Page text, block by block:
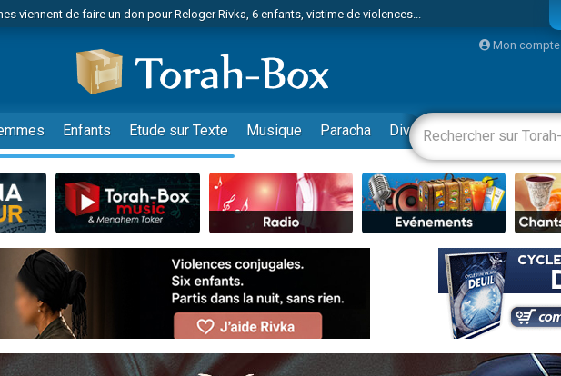
viennent de faire un don pour Reloger Rivka, 6 enfants, victime de violences...
viennent de demander une bénédiction
de nous rejoindre sur WhatsApp
places pour étudier en groupe sur Zoom
viennent de faire un don pour Diane, 80 ans, dans un appartement insalubre
son Maasser
de nous rejoindre sur WhatsApp
de nous rejoindre sur WhatsApp
viennent de faire un don pour 5 jours de vacances aux Orphelins
donner son Maasser
de nous rejoindre sur WhatsApp
viennent de demander une bénédiction
musiques dans Torah-Box Music
Mon compte
Enfants Etude sur Texte Musique Paracha Divertissements Livres